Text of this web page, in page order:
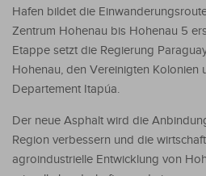
Hafen bildet die
Zentrum Hohenau bis Hohenau 5
Etappe setzt die Regierung
Hohenau, den Vereinigten Kolonien
Departement Itapúa.
Der neue Asphalt wird die
Region verbessern und die
agroindustrielle Entwicklung von